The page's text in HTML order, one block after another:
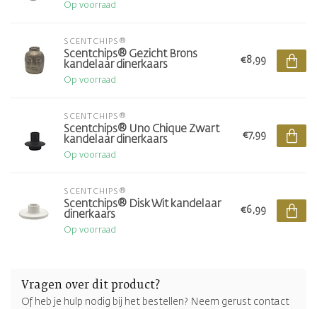
Op voorraad
SCENTCHIPS®
Scentchips® Gezicht Brons
kandelaar dinerkaars
Op voorraad
€8,99
SCENTCHIPS®
Scentchips® Uno Chique Zwart
kandelaar dinerkaars
Op voorraad
€7,99
SCENTCHIPS®
Scentchips® Disk Wit kandelaar
dinerkaars
Op voorraad
€6,99
Vragen over dit product?
Of heb je hulp nodig bij het bestellen? Neem gerust contact